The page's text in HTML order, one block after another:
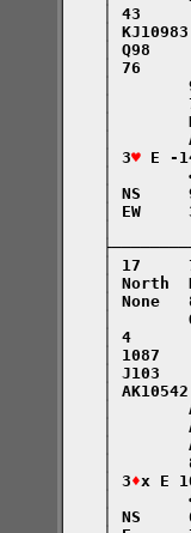
│ 43
│
│ Q98
│ 76
│
│
│
│
    │ 3
♥ E -
│
│ NS
│ EW
│ 17
│ North
│ None
│
│ 4
│ 1087
│ J103
│
│
│
│
│
    │ 3
♦x E
│
│ NS